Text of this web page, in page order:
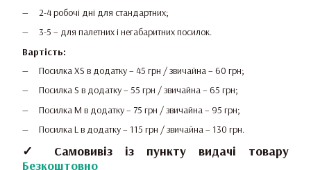
2-4 робочі дні для стандартних;
3-5 – для палетних і негабаритних посилок.
Вартість:
Посилка XS в додатку – 45 грн / звичайна – 60 грн;
Посилка S в додатку – 55 грн / звичайна – 65 грн;
Посилка M в додатку – 75 грн / звичайна – 95 грн;
Посилка L в додатку – 115 грн / звичайна – 130 грн.
✓ Самовивіз із пункту видачі товару
Безкоштовно